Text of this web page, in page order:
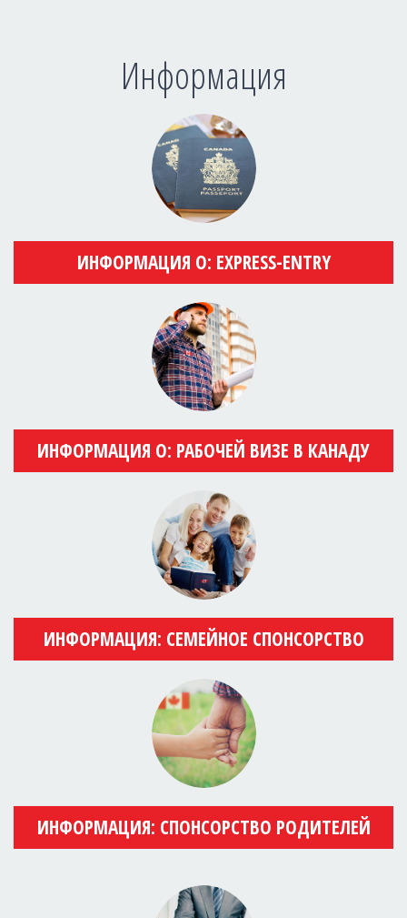
Информация
ИНФОРМАЦИЯ О: EXPRESS-ENTRY
ИНФОРМАЦИЯ О: РАБОЧЕЙ ВИЗЕ В КАНАДУ
ИНФОРМАЦИЯ: СЕМЕЙНОЕ СПОНСОРСТВО
ИНФОРМАЦИЯ: СПОНСОРСТВО РОДИТЕЛЕЙ